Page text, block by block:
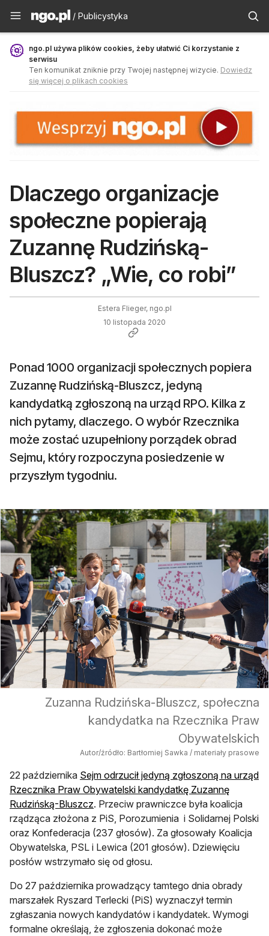
Publicystyka - ngo.pl
/ Publicystyka
ngo.pl używa plików cookies, żeby ułatwić Ci korzystanie z
serwisu
Ten komunikat zniknie przy Twojej następnej wizycie. Dowiedz
się więcej o plikach cookies
Dlaczego organizacje
społeczne popierają
Zuzannę Rudzińską-
Bluszcz? „Wie, co robi”
Estera Flieger, ngo.pl
10 listopada 2020
Ponad 1000 organizacji społecznych popiera
Zuzannę Rudzińską-Bluszcz, jedyną
kandydatką zgłoszoną na urząd RPO. Kilka z
nich pytamy, dlaczego. O wybór Rzecznika
może zostać uzupełniony porządek obrad
Sejmu, który rozpoczyna posiedzenie w
przyszłym tygodniu.
Zuzanna Rudzińska-Bluszcz, społeczna
kandydatka na Rzecznika Praw
Obywatelskich
Autor/źródło: Bartłomiej Sawka / materiały prasowe
22 października Sejm odrzucił jedyną zgłoszoną na urząd
Rzecznika Praw Obywatelski kandydatkę Zuzannę
Rudzińską-Bluszcz. Przeciw prawniczce była koalicja
rządząca złożona z PiS, Porozumienia i Solidarnej Polski
oraz Konfederacja (237 głosów). Za głosowały Koalicja
Obywatelska, PSL i Lewica (201 głosów). Dziewięciu
posłów wstrzymało się od głosu.
Do 27 października prowadzący tamtego dnia obrady
marszałek Ryszard Terlecki (PiS) wyznaczył termin
zgłaszania nowych kandydatów i kandydatek. Wymogi
formalne określają, że zgłoszenia dokonać może